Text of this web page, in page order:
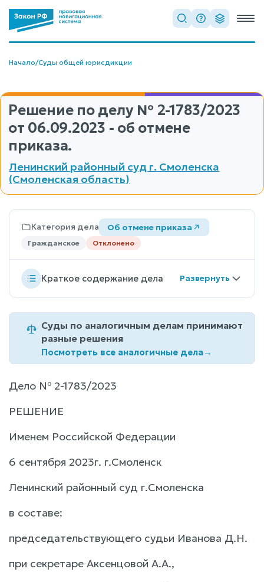
Начало/Суды общей юрисдикции
Решение по делу № 2-1783/2023
от 06.09.2023 - об отмене
приказа.
Ленинский районный суд г. Смоленска
(Смоленская область)
Категория дела Об отмене приказа
Гражданское Отклонено
Краткое содержание дела
Суды по аналогичным делам принимают
разные решения
Посмотреть все аналогичные дела→
Дело № 2-1783/2023
РЕШЕНИЕ
Именем Российской Федерации
6 сентября 2023г. г.Смоленск
Ленинский районный суд г.Смоленска
в составе:
председательствующего судьи Иванова Д.Н.
при секретаре Аксенцовой А.А.,